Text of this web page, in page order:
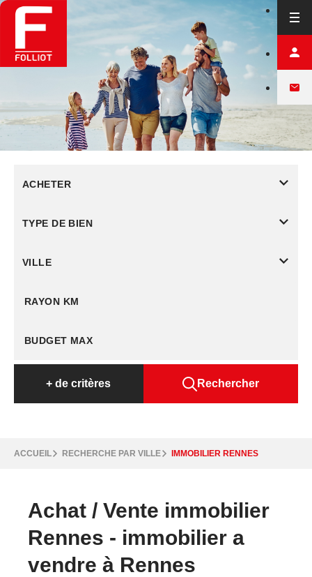
ACHETER
TYPE DE BIEN
VILLE
RAYON KM
+ de critères Rechercher
ACCUEIL RECHERCHE PAR VILLE IMMOBILIER RENNES
Achat / Vente immobilier
Rennes - immobilier a
vendre à Rennes